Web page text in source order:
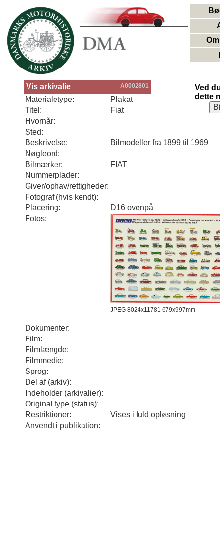
Vis arkivalie A0002801
Ved
dette
Materialetype:
Plakat
Titel:
Fiat
Hvornår:
Sted:
Beskrivelse:
Bilmodeller fra 1899 til 1969
Nøgleord:
Bilmærker:
FIAT
Nummerplader:
Giver/ophav/rettigheder:
Fotograf (hvis kendt):
Placering:
D16 ovenpå
Fotos:
JPEG 8024x11781 679x997mm
Dokumenter:
Film:
Filmlængde:
Filmmedie:
Sprog:
-
Del af (arkiv):
Indeholder (arkivalier):
Original type (status):
Restriktioner:
Vises i fuld opløsning
Anvendt i publikation: